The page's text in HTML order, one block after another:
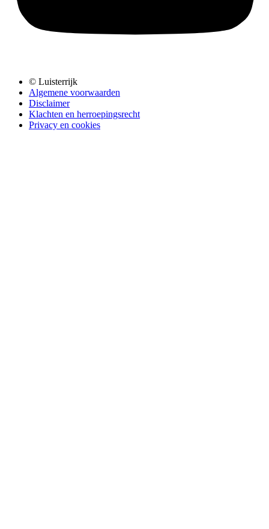
© Luisterrijk
Algemene voorwaarden
Disclaimer
Klachten en herroepingsrecht
Privacy en cookies